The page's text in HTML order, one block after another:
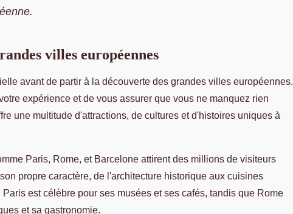
villes européennes
avant de partir à la découverte des grandes villes européennes.
expérience et de vous assurer que vous ne manquez rien
une multitude d'attractions, de cultures et d'histoires uniques à
Paris, Rome, et Barcelone attirent des millions de visiteurs
propre caractère, de l'architecture historique aux cuisines
est célèbre pour ses musées et ses cafés, tandis que Rome
et sa gastronomie.